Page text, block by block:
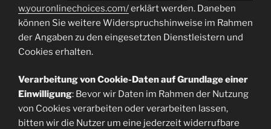
w.youronlinechoices.com/erklärt werden. Daneben
können Sie weitere Widerspruchshinweise im Rahmen
der Angaben zu den eingesetzten Dienstleistern und
Cookies erhalten.
Verarbeitung von Cookie-Daten auf Grundlage einer
Einwilligung: Bevor wir Daten im Rahmen der Nutzung
von Cookies verarbeiten oder verarbeiten lassen,
bitten wir die Nutzer um eine jederzeit widerrufbare